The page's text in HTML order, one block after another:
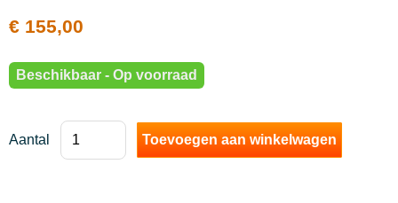
€ 155,00
Beschikbaar - Op voorraad
Aantal